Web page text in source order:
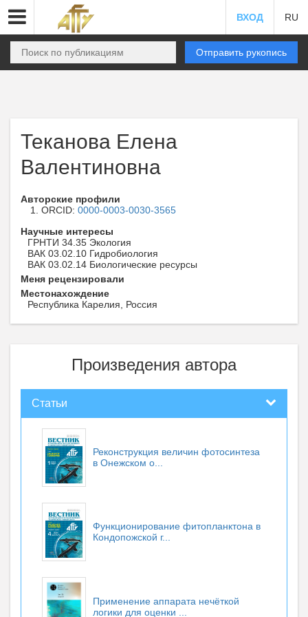
ВХОД RU
Отправить рукопись
Теканова Елена
Валентиновна
Авторские профили
ORCID: 0000-0003-0030-3565
Научные интересы
ГРНТИ 34.35 Экология
ВАК 03.02.10 Гидробиология
ВАК 03.02.14 Биологические ресурсы
Меня рецензировали
Местонахождение
Республика Карелия, Россия
Произведения автора
Статьи
Реконструкция величин фотосинтеза
в Онежском о...
Функционирование фитопланктона в
Кондопожской г...
Применение аппарата нечёткой
логики для оценки ...